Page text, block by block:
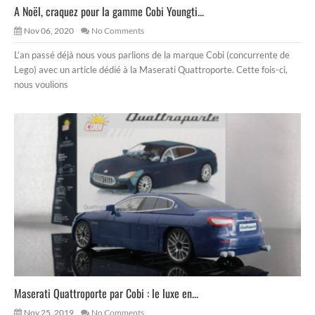
A Noël, craquez pour la gamme Cobi Youngti...
Nov 06, 2020 No Comments
L’an passé déjà nous vous parlions de la marque Cobi (concurrente de
Lego) avec un article dédié à la Maserati Quattroporte. Cette fois-ci,
nous voulions
Maserati Quattroporte par Cobi : le luxe en...
Nov 25, 2019 No Comments